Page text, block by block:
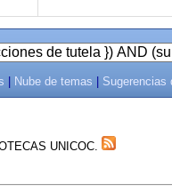
Nube de temas Sugerencias
UNICOC.